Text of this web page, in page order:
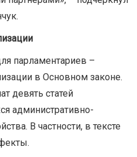
парламентариев –
в Основном законе.
девять статей
административно-
В частности, в тексте